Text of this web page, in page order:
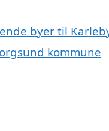
byer til
kommune